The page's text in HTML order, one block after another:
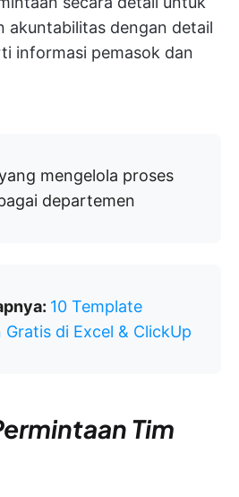
akuntabilitas dengan detail
informasi pemasok dan
mengelola proses
departemen
10 Template
Gratis di Excel & ClickUp
Tim